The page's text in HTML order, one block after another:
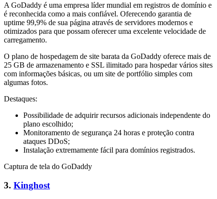
A GoDaddy é uma empresa líder mundial em registros de domínio e
é reconhecida como a mais confiável. Oferecendo garantia de
uptime 99,9% de sua página através de servidores modernos e
otimizados para que possam oferecer uma excelente velocidade de
carregamento.
O plano de hospedagem de site barata da GoDaddy oferece mais de
25 GB de armazenamento e SSL ilimitado para hospedar vários sites
com informações básicas, ou um site de portfólio simples com
algumas fotos.
Destaques:
Possibilidade de adquirir recursos adicionais independente do
plano escolhido;
Monitoramento de segurança 24 horas e proteção contra
ataques DDoS;
Instalação extremamente fácil para domínios registrados.
Captura de tela do GoDaddy
3. Kinghost